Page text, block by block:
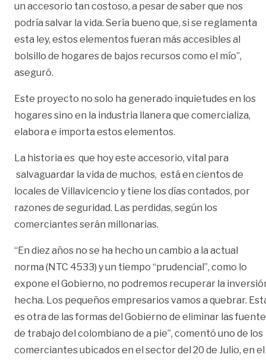
un accesorio tan costoso, a pesar de saber que nos
podría salvar la vida. Sería bueno que, si se reglamenta
esta ley, estos elementos fueran más accesibles al
bolsillo de hogares de bajos recursos como el mío”,
aseguró.
Este proyecto no solo ha generado inquietudes en los
hogares sino en la industria llanera que comercializa,
elabora e importa estos elementos.
La historia es que hoy este accesorio, vital para
salvaguardar la vida de muchos, está en cientos de
locales de Villavicencio y tiene los días contados, por
razones de seguridad. Las perdidas, según los
comerciantes serán millonarias.
“En diez años no se ha hecho un cambio a la actual
norma (NTC 4533) y un tiempo “prudencial”, como lo
expone el Gobierno, no podremos recuperar la
hecha. Los pequeños empresarios vamos a quebrar.
es otra de las formas del Gobierno de eliminar las
de trabajo del colombiano de a pie”, comentó uno de los
comerciantes ubicados en el sector del 20 de Julio, en el